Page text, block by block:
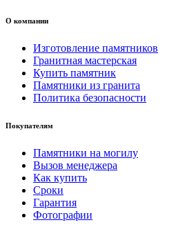
О компании
Изготовление памятников
Гранитная мастерская
Купить памятник
Памятники из гранита
Политика безопасности
Покупателям
Памятники на могилу
Вызов менеджера
Как купить
Сроки
Гарантия
Фотографии